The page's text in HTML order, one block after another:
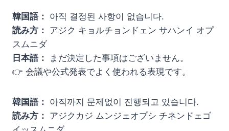
韓国語： 아직 결정된 사항이 없습니다.
読み方： アジク キョルチョンドェン サハンイ オプ
スムニダ
日本語：
まだ決定した事項はございません。
👉 会議や公式発表でよく使われる表現です。
韓国語： 아직까지 문제없이 진행되고 있습니다.
読み方： アジクカジ ムンジェオプシ チネンドェゴ